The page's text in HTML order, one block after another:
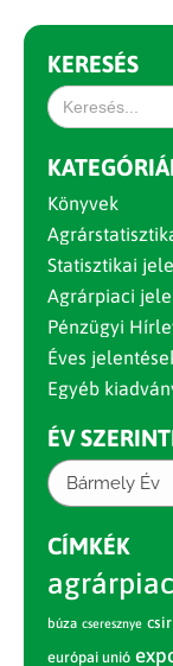
KERESÉS
Search
for:
Könyvek
Statisztikai
Agrárpiaci
Pénzügyi
Éves
Egyéb
ÉV
Bármely Év
CÍMKÉK
agrárpiac
búza cseresznye
európai unió